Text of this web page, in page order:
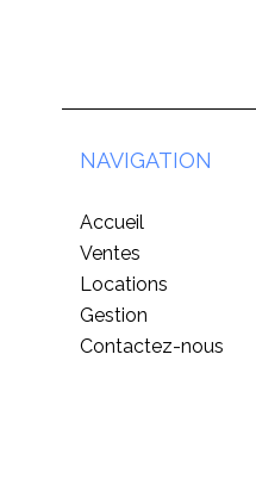
NAVIGATION
Accueil
Ventes
Locations
Gestion
Contactez-nous